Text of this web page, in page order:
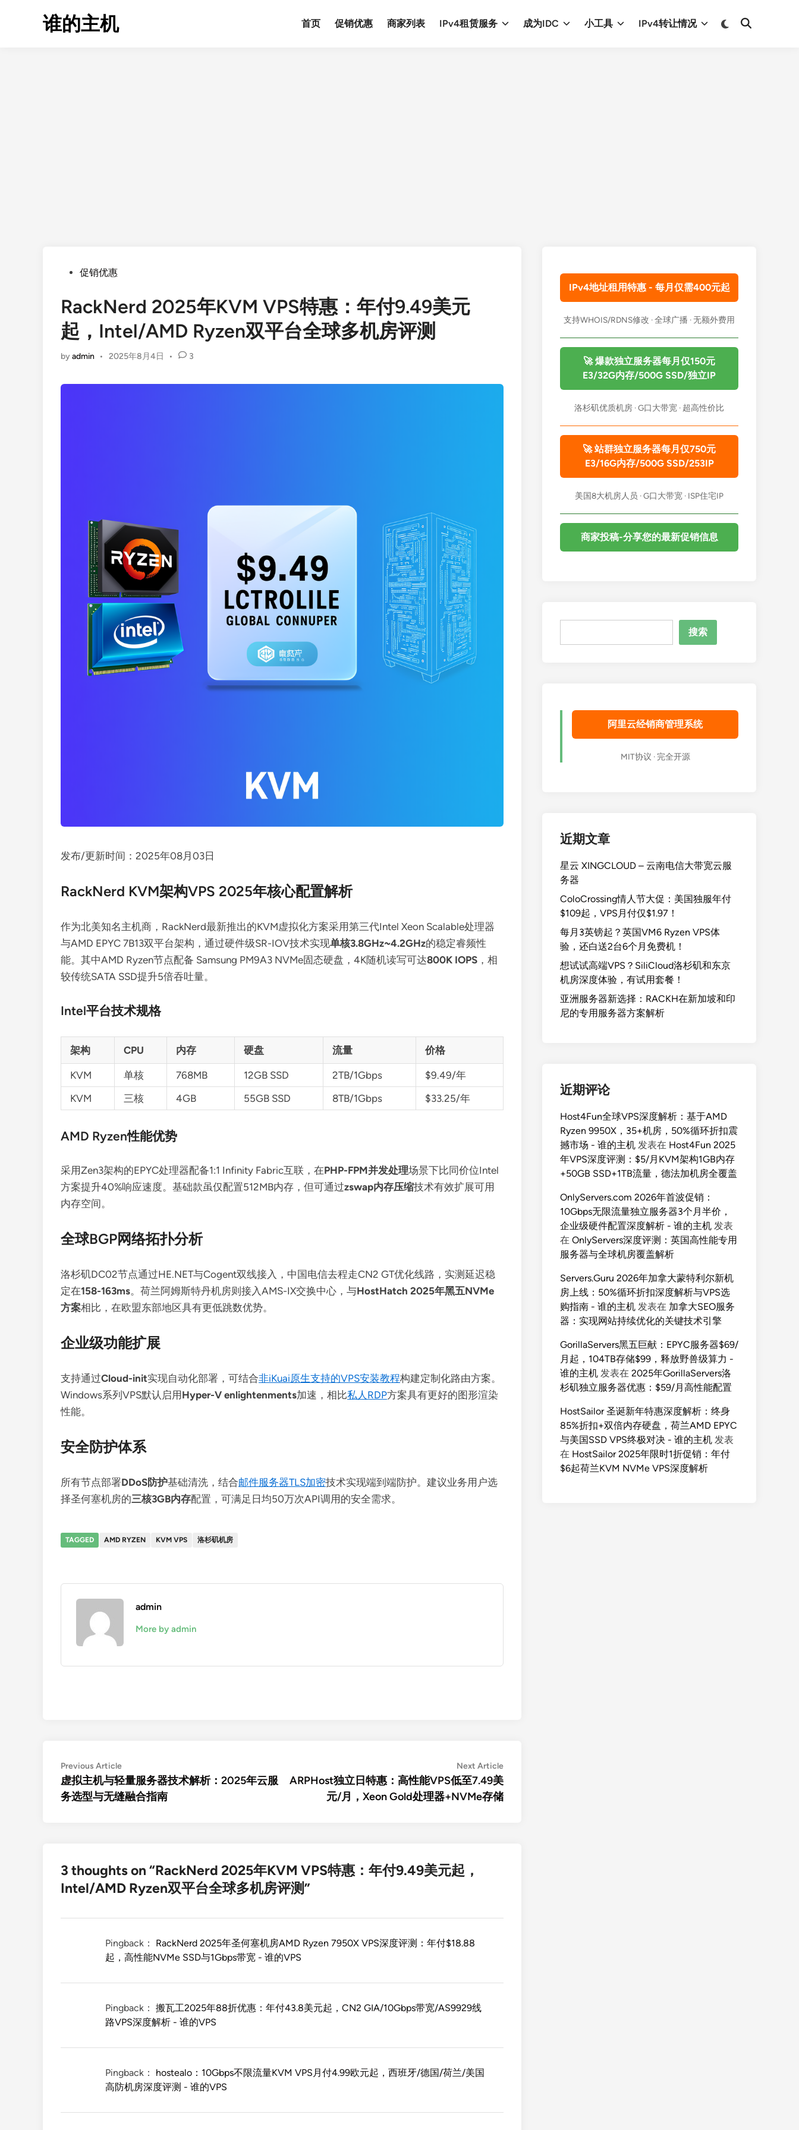
谁的主机 首页 促销优惠 商家列表 IPv4租赁服务 成为IDC 小工具 IPv4转让情况
Switch
Open
Posted促销优惠
RackNerd 2025年KVM VPS特惠：年付9.49美元
起，Intel/AMD Ryzen双平台全球多机房评测
byadmin • 2025年8月4日 • 3
发布/更新时间：2025年08月03日
RackNerd KVM架构VPS 2025年核心配置解析
作为北美知名主机商，RackNerd最新推出的KVM虚拟化方案采用第三代Intel Xeon Scalable处理器
与AMD EPYC 7B13双平台架构，通过硬件级SR-IOV技术实现单核3.8GHz~4.2GHz的稳定睿频性
能。其中AMD Ryzen节点配备 Samsung PM9A3 NVMe固态硬盘，4K随机读写可达800K IOPS ，相
较传统SATA SSD提升5倍吞吐量。
Intel平台技术规格
架构 CPU 内存 硬盘 流量 价格
KVM 单核 768MB 12GB SSD 2TB/1Gbps
$9.49/年
KVM
三核 4GB 55GB SSD 8TB/1Gbps $33.25/年
AMD Ryzen性能优势
采用Zen3架构的EPYC处理器配备1:1 Infinity Fabric互联，在PHP-FPM并发处理场景下比同价位Intel
方案提升40%响应速度。基础款虽仅配置512MB内存，但可通过zswap内存压缩技术有效扩展可用
内存空间。
全球BGP网络拓扑分析
洛杉矶DC02节点通过HE.NET与Cogent双线接入，中国电信去程走CN2 GT优化线路，实测延迟稳
定在158-163ms。荷兰阿姆斯特丹机房则接入AMS-IX交换中心，与HostHatch 2025年黑五NVMe
方案相比，在欧盟东部地区具有更低跳数优势。
企业级功能扩展
支持通过Cloud-init实现自动化部署，可结合非iKuai原生支持的VPS安装教程构建定制化路由方案。
Windows系列VPS默认启用 Hyper-V enlightenments加速，相比私人RDP方案具有更好的图形渲染
性能。
安全防护体系
所有节点部署DDoS防护基础清洗，结合邮件服务器TLS加密技术实现端到端防护。建议业务用户选
择圣何塞机房的三核3GB内存配置，可满足日均50万次API调用的安全需求。
TAGGED AMD RYZEN KVM VPS 洛杉矶机房
admin
More by admin
文
章
导
Previous ArticlePrevious
article:
虚拟主机与轻量服务器技术解析：2025年云服
务选型与无缝融合指南
Next ArticleNext
article:
ARPHost独立日特惠：高性能VPS低至7.49美
元/月，Xeon Gold处理器+NVMe存储
3 thoughts on “RackNerd 2025年KVM VPS特惠：年付9.49美元起，
Intel/AMD Ryzen双平台全球多机房评测”
Pingback： RackNerd 2025年圣何塞机房AMD Ryzen 7950X VPS深度评测：年付$18.88
起，高性能NVMe SSD与1Gbps带宽 - 谁的VPS
Pingback： 搬瓦工2025年88折优惠：年付43.8美元起，CN2 GIA/10Gbps带宽/AS9929线
路VPS深度解析 - 谁的VPS
Pingback： hostealo：10Gbps不限流量KVM VPS月付4.99欧元起，西班牙/德国/荷兰/美国
高防机房深度评测 - 谁的VPS
IPv4地址租用特惠 - 每月仅需400元起
支持WHOIS/RDNS修改 · 全球广播 · 无额外费用
🚀 爆款独立服务器每月仅150元
E3/32G内存/500G SSD/独立IP
洛杉矶优质机房 · G口大带宽 · 超高性价比
🚀 站群独立服务器每月仅750元
E3/16G内存/500G SSD/253IP
美国8大机房人员 · G口大带宽 · ISP住宅IP
商家投稿-分享您的最新促销信息
搜索
阿里云经销商管理系统
MIT协议 · 完全开源
近期文章
星云 XINGCLOUD – 云南电信大带宽云服
务器
ColoCrossing情人节大促：美国独服年付
$109起，VPS月付仅$1.97！
每月3英镑起？英国VM6 Ryzen VPS体
验，还白送2台6个月免费机！
想试试高端VPS？SiliCloud洛杉矶和东京
机房深度体验，有试用套餐！
亚洲服务器新选择：RACKH在新加坡和印
尼的专用服务器方案解析
近期评论
Host4Fun全球VPS深度解析：基于AMD
Ryzen 9950X，35+机房，50%循环折扣震
撼市场 - 谁的主机 发表在 Host4Fun 2025
年VPS深度评测：$5/月KVM架构1GB内存
+50GB SSD+1TB流量，德法加机房全覆盖
OnlyServers.com 2026年首波促销：
10Gbps无限流量独立服务器3个月半价，
企业级硬件配置深度解析 - 谁的主机 发表
在 OnlyServers深度评测：英国高性能专用
服务器与全球机房覆盖解析
Servers.Guru 2026年加拿大蒙特利尔新机
房上线：50%循环折扣深度解析与VPS选
购指南 - 谁的主机 发表在 加拿大SEO服务
器：实现网站持续优化的关键技术引擎
GorillaServers黑五巨献：EPYC服务器$69/
月起，104TB存储$99，释放野兽级算力 -
谁的主机 发表在 2025年GorillaServers洛
杉矶独立服务器优惠：$59/月高性能配置
HostSailor 圣诞新年特惠深度解析：终身
85%折扣+双倍内存硬盘，荷兰AMD EPYC
与美国SSD VPS终极对决 - 谁的主机 发表
在 HostSailor 2025年限时1折促销：年付
$6起荷兰KVM NVMe VPS深度解析